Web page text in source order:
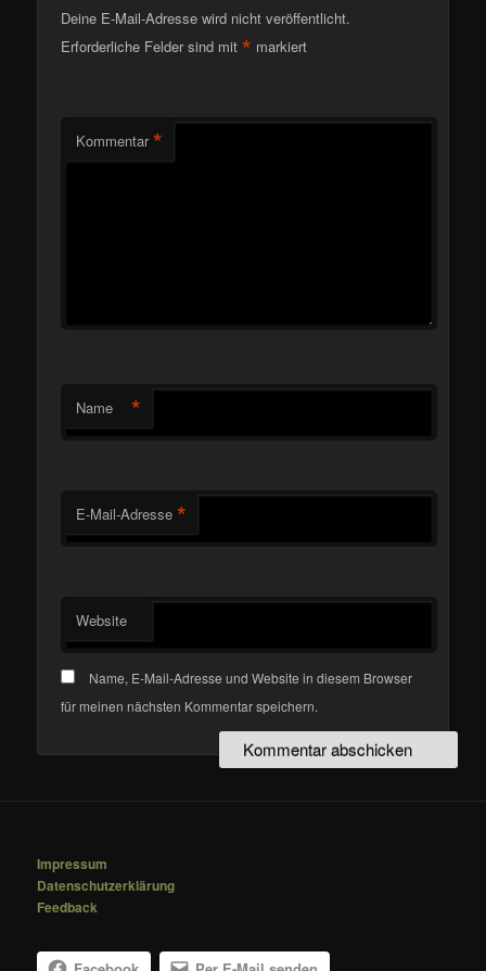
Deine E-Mail-Adresse wird nicht veröffentlicht.
Erforderliche Felder sind mit* markiert
Kommentar *
Name *
E-Mail-Adresse *
Website
Name, E-Mail-Adresse und Website in diesem Browser
für meinen nächsten Kommentar speichern.
Impressum
Datenschutzerklärung
Feedback